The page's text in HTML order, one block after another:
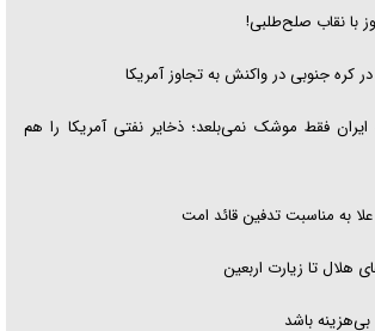
با نقاب صلح‌طلبی!
کره جنوبی در واکنش به تجاوز آمریکا
فقط موشک نمی‌بلعد؛ ذخایر نفتی آمریکا را هم
به مناسبت تدفین قائد امت
هلال تا زیارت اربعین
بی‌هزینه باشد